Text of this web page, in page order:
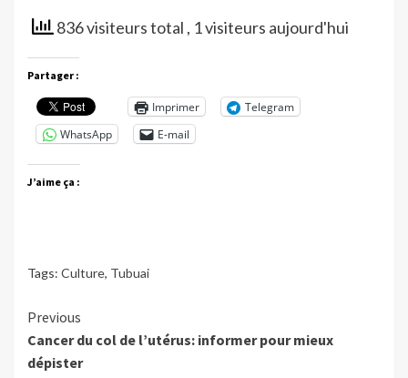
836 visiteurs total , 1 visiteurs aujourd'hui
Partager :
Imprimer
Telegram
WhatsApp
E-mail
J’aime ça :
Tags: Culture, Tubuai
Continue
Reading
Previous
Cancer du col de l’utérus: informer pour mieux
dépister